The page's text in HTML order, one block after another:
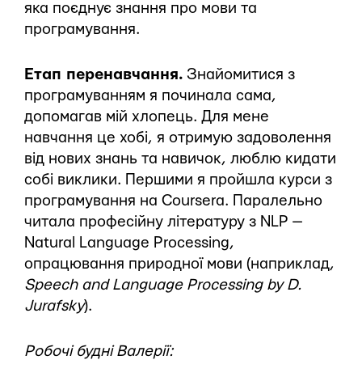
яка поєднує знання про мови та
програмування.
Етап перенавчання. Знайомитися з
програмуванням я починала сама,
допомагав мій хлопець. Для мене
навчання це хобі, я отримую задоволення
від нових знань та навичок, люблю кидати
собі виклики. Першими я пройшла курси з
програмування на Coursera. Паралельно
читала професійну літературу з NLP —
Natural Language Processing,
опрацювання природної мови (наприклад,
Speech and Language Processing by D.
Jurafsky).
Робочі будні Валерії: